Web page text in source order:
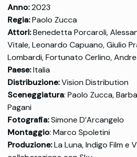
Anno:2023
Regia:Paolo Zucca
Attori:Benedetta Porcaroli,
Vitale, Leonardo Capuano, Giulio
Lombardi, Fortunato Cerlino,
Paese:Italia
Distribuzione:Vision Distribution
Sceneggiatura: Paolo Zucca,
Pagani
Fotografia:Simone D’Arcangelo
Montaggio: Marco Spoletini
Produzione:La Luna, Indigo Film e